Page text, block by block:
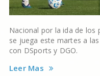
Nacional por la ida de los
se juega este martes a
con DSports y DGO.
Leer Mas